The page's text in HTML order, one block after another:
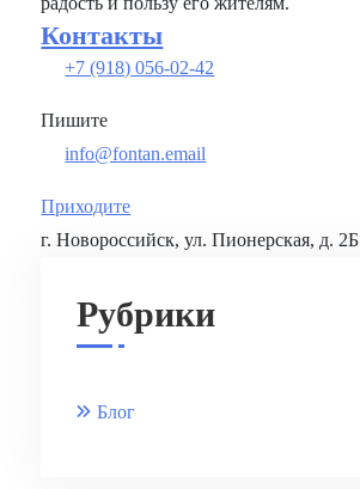
Контакты
+7 (918) 056-02-42
Пишите
info@fontan.email
Приходите
г. Новороссийск, ул. Пионерская, д. 2Б
Рубрики
Блог